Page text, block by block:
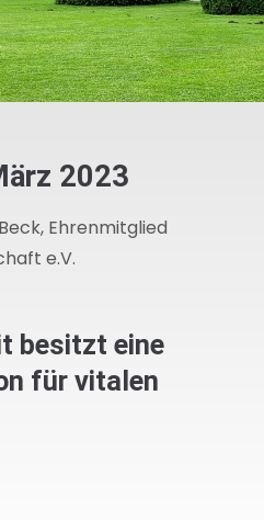
2023
Ehrenmitglied
e.V.
besitzt eine
für vitalen